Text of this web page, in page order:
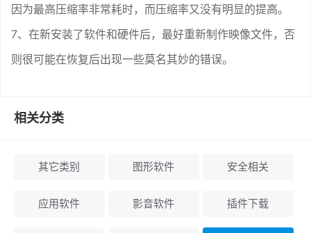
因为最高压缩率非常耗时，而压缩率又没有明显的提高。
7、在新安装了软件和硬件后，最好重新制作映像文件，否
则很可能在恢复后出现一些莫名其妙的错误。
相关分类
其它类别 图形软件 安全相关
应用软件 影音软件 插件下载